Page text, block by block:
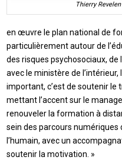
Thierry Revelen
en œuvre le plan national de
particulièrement autour de
des risques psychosociaux,
avec le ministère de
important, c’est de soutenir le
mettant l’accent sur le
renouveler la formation à
sein des parcours numériques
l’humain, avec un
soutenir la motivation. »